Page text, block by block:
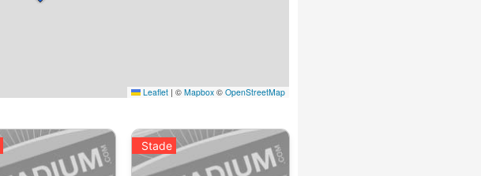
Leaflet | ©Mapbox ©OpenStreetMap
Stade